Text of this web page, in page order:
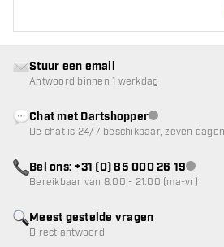
Meest gestelde vragen
Direct antwoord
Stuur een email
Antwoord binnen 1 werkdag
Chat met Dartshopperklantenservice
De chat is 24/7 beschikbaar, zeven
Bel ons: +31 (0) 85 000 26 19
Bereikbaar van 8:00 - 21:00 (ma-vr)